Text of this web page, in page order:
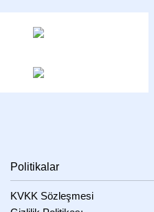
Politikalar
KVKK Sözleşmesi